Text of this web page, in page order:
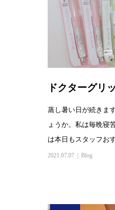
ドクターグリ
蒸し暑い日が続きま
ょうか。私は毎晩寝
は本日もスタッフお
2021.07.07 Blog